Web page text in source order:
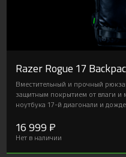
Razer Rogue 17
Вместительный и прочный
защитным покрытием от влаги и
ноутбука 17-й диагонали и
16 999 ₽
Нет в наличии